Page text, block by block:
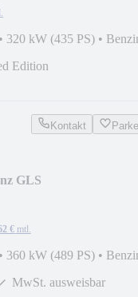
• 320 kW (435 PS) •
Edition
Kontakt
GLS
€ mtl.
• 360 kW (489 PS) •
MwSt. ausweisbar